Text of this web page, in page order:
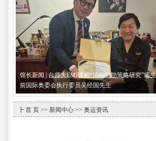
馆长新闻 | 台师大EMI课程“运动赞助策略研究”师
前国际奥委会执行委员吴经国先生
┣ 首 页 >> 新闻中心 >> 奥运资讯